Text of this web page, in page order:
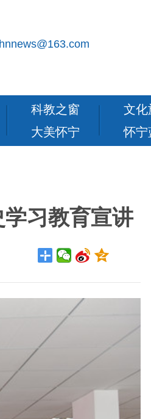
科教之窗
大美怀宁
文化
怀宁
习教育宣讲